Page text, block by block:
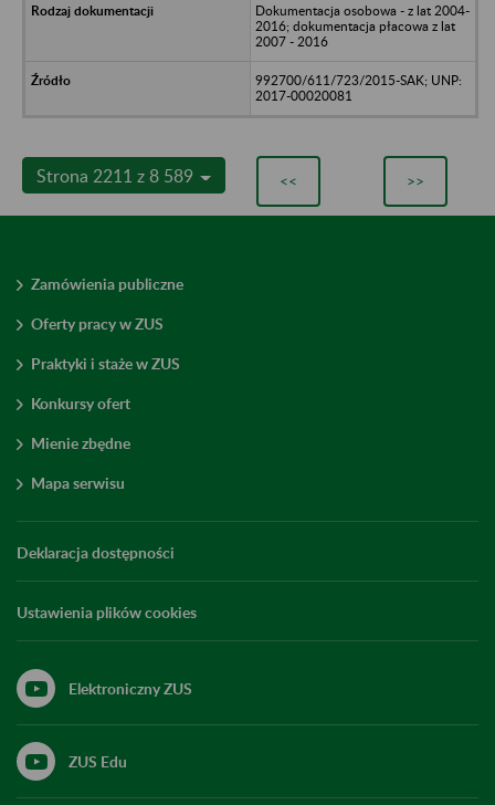
Dokumentacja osobowa - z lat 2004-
2016; dokumentacja płacowa z lat
2007 - 2016
992700/611/723/2015-SAK; UNP:
2017-00020081
Strona 2211 z 8 589 << >>
Zamówienia publiczne
Oferty pracy w ZUS
Praktyki i staże w ZUS
Konkursy ofert
Mienie zbędne
Mapa serwisu
Deklaracja dostępności
Ustawienia plików cookies
Elektroniczny ZUS
ZUS Edu